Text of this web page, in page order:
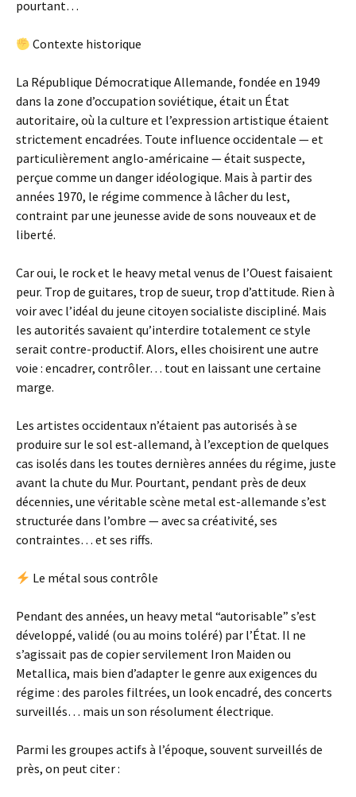
pourtant…
Contexte historique
La République Démocratique Allemande, fondée en 1949
dans la zone d’occupation soviétique, était un État
autoritaire, où la culture et l’expression artistique étaient
strictement encadrées. Toute influence occidentale — et
particulièrement anglo-américaine — était suspecte,
perçue comme un danger idéologique. Mais à partir des
années 1970, le régime commence à lâcher du lest,
contraint par une jeunesse avide de sons nouveaux et de
liberté.
Car oui, le rock et le heavy metal venus de l’Ouest faisaient
peur. Trop de guitares, trop de sueur, trop d’attitude. Rien à
voir avec l’idéal du jeune citoyen socialiste discipliné. Mais
les autorités savaient qu’interdire totalement ce style
serait contre-productif. Alors, elles choisirent une autre
voie : encadrer, contrôler… tout en laissant une certaine
marge.
Les artistes occidentaux n’étaient pas autorisés à se
produire sur le sol est-allemand, à l’exception de quelques
cas isolés dans les toutes dernières années du régime, juste
avant la chute du Mur. Pourtant, pendant près de deux
décennies, une véritable scène metal est-allemande s’est
structurée dans l’ombre — avec sa créativité, ses
contraintes… et ses riffs.
Le métal sous contrôle
Pendant des années, un heavy metal “autorisable” s’est
développé, validé (ou au moins toléré) par l’État. Il ne
s’agissait pas de copier servilement Iron Maiden ou
Metallica, mais bien d’adapter le genre aux exigences du
régime : des paroles filtrées, un look encadré, des concerts
surveillés… mais un son résolument électrique.
Parmi les groupes actifs à l’époque, souvent surveillés de
près, on peut citer :